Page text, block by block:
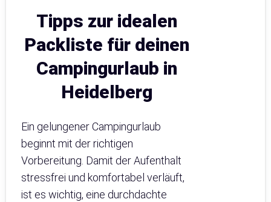
Tipps zur idealen
Packliste für deinen
Campingurlaub in
Heidelberg
Ein gelungener Campingurlaub
beginnt mit der richtigen
Vorbereitung. Damit der Aufenthalt
stressfrei und komfortabel verläuft,
ist es wichtig, eine durchdachte